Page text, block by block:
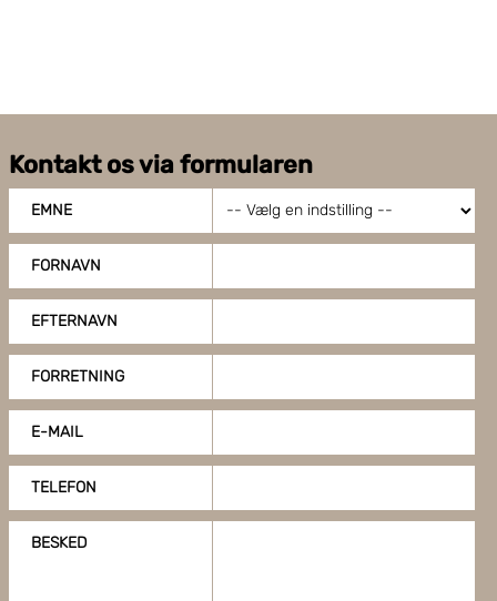
Kontakt os via formularen
EMNE
FORNAVN
EFTERNAVN
FORRETNING
E-MAIL
TELEFON
BESKED